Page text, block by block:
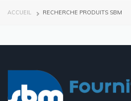
FIL
ACCUEIL RECHERCHE PRODUITS SBM